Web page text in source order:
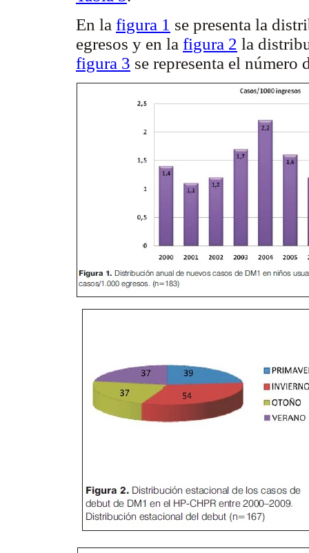
En la figura 1 se presenta la
egresos y en la figura 2 la
figura 3 se representa el número